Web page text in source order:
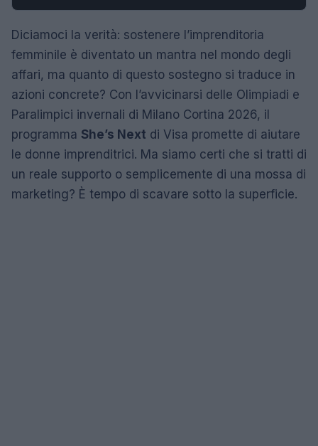
Diciamoci la verità: sostenere l’imprenditoria
femminile è diventato un mantra nel mondo degli
affari, ma quanto di questo sostegno si traduce in
azioni concrete? Con l’avvicinarsi delle Olimpiadi e
Paralimpici invernali di Milano Cortina 2026, il
programma She’s Next di Visa promette di aiutare
le donne imprenditrici. Ma siamo certi che si tratti di
un reale supporto o semplicemente di una mossa di
marketing? È tempo di scavare sotto la superficie.